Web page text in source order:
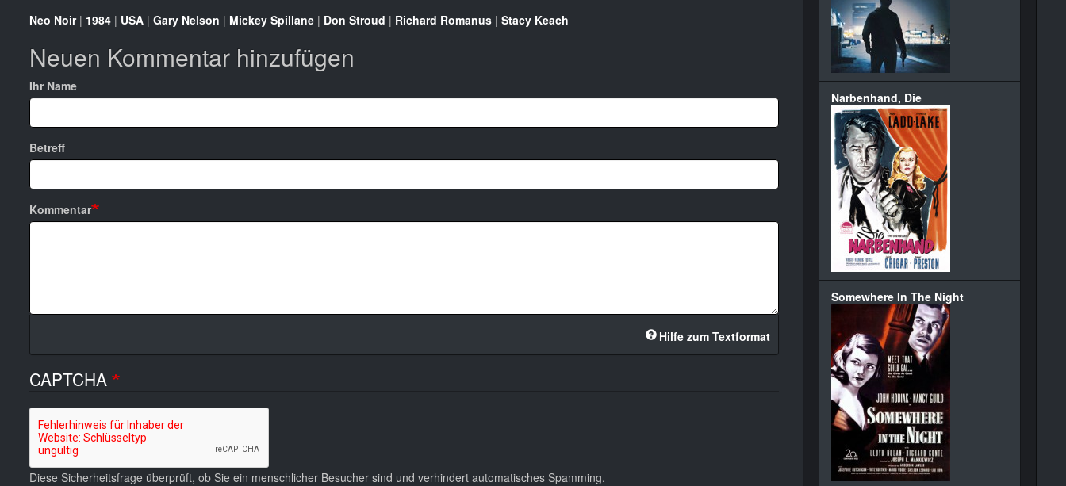
Neo Noir| 1984 | USA | Gary Nelson | Mickey Spillane | Don Stroud | Richard Romanus | Stacy Keach
Neuen Kommentar hinzufügen
Ihr Name
Betreff
Kommentar
Hilfe zum Textformat
CAPTCHA
Diese Sicherheitsfrage überprüft, ob Sie ein menschlicher Besucher sind und verhindert automatisches Spamming.
Narbenhand, Die
Somewhere In The Night